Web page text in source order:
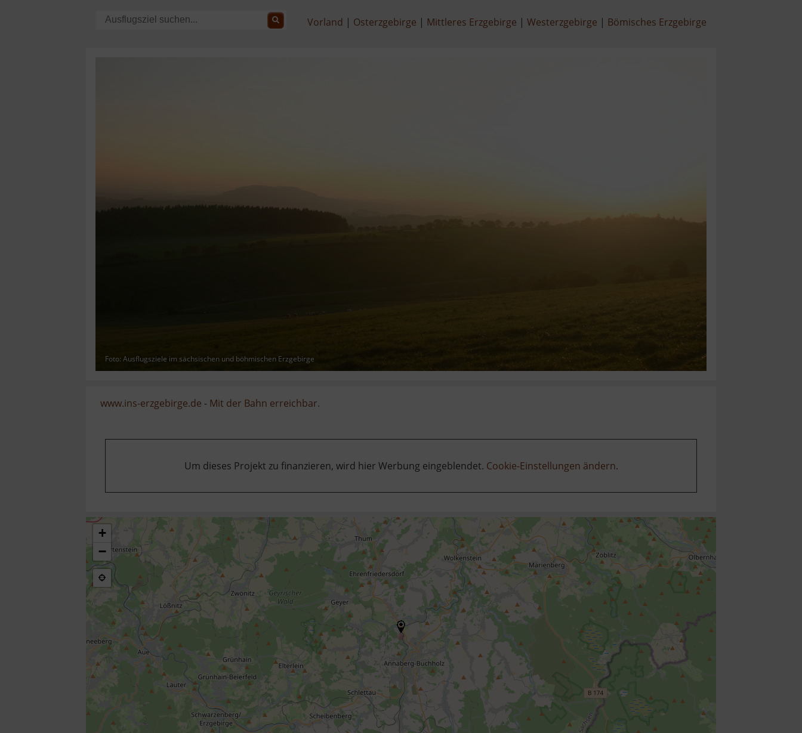
Vorland Osterzgebirge Mittleres Erzgebirge Westerzgebirge Bömisches Erzgebirge
Foto: Ausflugsziele im sächsischen und böhmischen Erzgebirge
www.ins-erzgebirge.de - Mit der Bahn erreichbar.
Um dieses Projekt zu finanzieren, wird hier Werbung eingeblendet. Cookie-Einstellungen ändern.
+
−